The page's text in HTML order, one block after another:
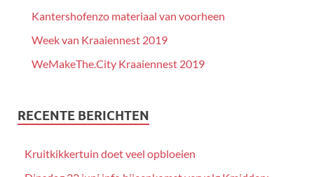
Kantershofenzo materiaal van voorheen
Week van Kraaiennest 2019
WeMakeThe.City Kraaiennest 2019
RECENTE BERICHTEN
Kruitkikkertuin doet veel opbloeien